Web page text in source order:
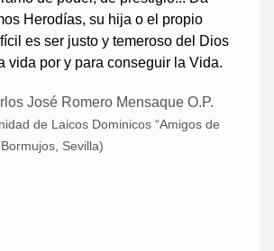
Herodías, su hija o el propio
es ser justo y temeroso del Dios
vida por y para conseguir la Vida.
José Romero Mensaque O.P.
de Laicos Dominicos “Amigos de
Sevilla)